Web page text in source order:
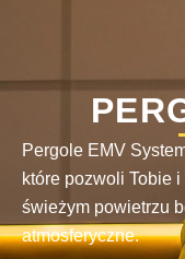
Pergole EMV
które pozwoli Tobie
świeżym powietrzu
atmosferyczne.